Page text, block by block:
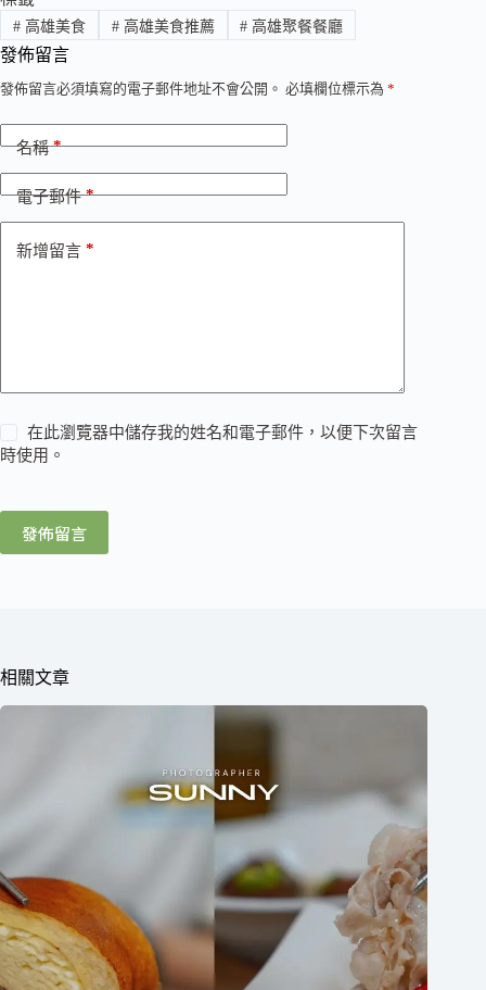
#高雄美食 #高雄美食推薦 # 高雄聚餐餐廳
發佈留言
發佈留言必須填寫的電子郵件地址不會公開。 必填欄位標示為 *
名稱*
電子郵件*
新增留言 *
在此瀏覽器中儲存我的姓名和電子郵件，以便下次留言
時使用。
發佈留言
相關文章